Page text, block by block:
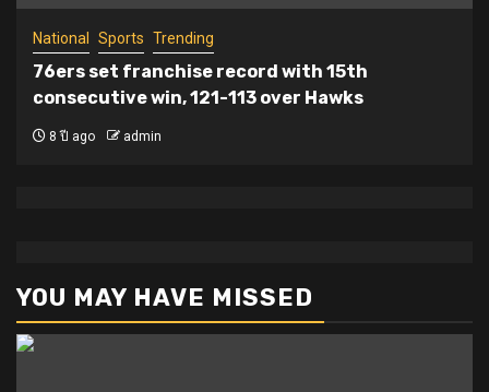
National Sports Trending
76ers set franchise record with 15th
consecutive win, 121-113 over Hawks
8 ปี ago admin
YOU MAY HAVE MISSED